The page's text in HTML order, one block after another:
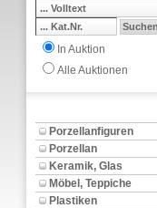
In Auktion
Alle Auktionen
Porzellanfiguren
Porzellan
Keramik, Glas
Möbel, Teppiche
Plastiken